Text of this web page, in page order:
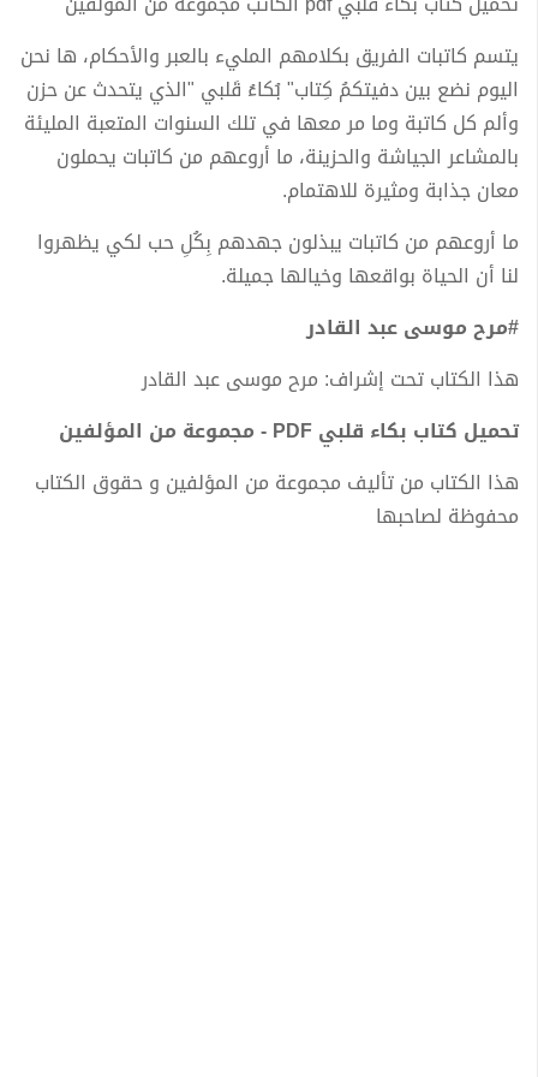
يتسم كاتبات الفريق بكلامهم المليء بالعبر والأحكام، ها نحن
اليوم نضع بين دفيتكمُ كِتاب" بُكاءُ قَلبي "الذي يتحدث عن حزن
وألم كل كاتبة وما مر معها في تلك السنوات المتعبة المليئة
بالمشاعر الجياشة والحزينة، ما أروعهم من كاتبات يحملون
معان جذابة ومثيرة للاهتمام.
ما أروعهم من كاتبات يبذلون جهدهم بِكُلِ حب لكي يظهروا
لنا أن الحياة بواقعها وخيالها جميلة.
#مرح موسى عبد القادر
هذا الكتاب تحت إشراف: مرح موسى عبد القادر
تحميل كتاب بكاء قلبي PDF - مجموعة من المؤلفين
هذا الكتاب من تأليف مجموعة من المؤلفين و حقوق الكتاب
محفوظة لصاحبها